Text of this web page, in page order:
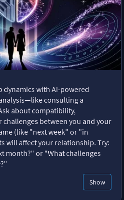
with AI-powered
consulting a
about compatibility,
between you and your
(like "next week" or "in
will affect your relationship. Try:
month?" or "What challenges
Show